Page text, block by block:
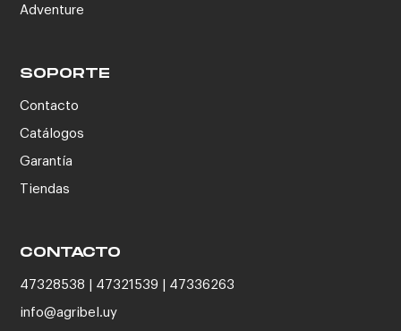
Adventure
SOPORTE
Contacto
Catálogos
Garantía
Tiendas
CONTACTO
47328538 | 47321539 | 47336263
info@agribel.uy